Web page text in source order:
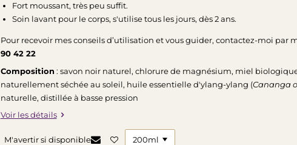
Fort moussant, très peu suffit.
Soin lavant pour le corps, s'utilise tous les jours, dès 2 ans.
Pour recevoir mes conseils d’utilisation et vous guider, contactez-moi par
90 42 22
Composition : savon noir naturel, chlorure de magnésium, miel
naturellement séchée au soleil, huile essentielle d'ylang-ylang (Cananga
naturelle, distillée à basse pression
Voir les détails
M'avertir si disponible